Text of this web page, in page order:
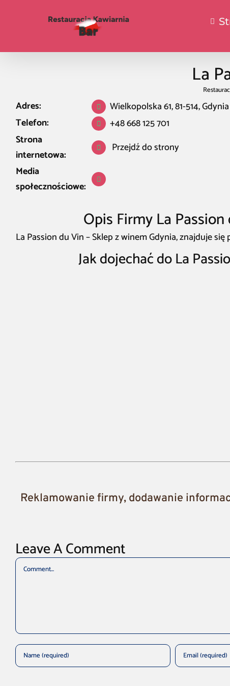
La
Adres:
Wielkopolska 61, 81-514, Gdynia
Telefon:
+48 668 125 701
Strona
internetowa:
Przejdź do strony
Media
społecznościowe:
Opis Firmy La
La Passion du Vin – Sklep z winem Gdynia, znajduje
Jak dojechać do La
Reklamowanie firmy, dodawanie
Leave A Comment
Comment